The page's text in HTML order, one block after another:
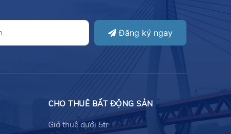
Đăng ký ngay
CHO THUÊ BẤT ĐỘNG SẢN
Giá thuê dưới 5tr